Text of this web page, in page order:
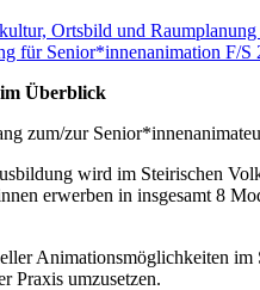
Ortsbild und
für Senior*innenanimation F/S
Überblick
zum/zur
wird im Steirischen
erwerben in insgesamt 8
Animationsmöglichkeiten
Praxis umzusetzen.